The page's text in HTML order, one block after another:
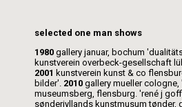
selected one man shows
1980 gallery januar, bochum
kunstverein overbeck-gesellschaft
2001 kunstverein kunst & co
bilder'. 2010 gallery mueller cologne,
museumsberg, flensburg. 'rené j
sønderjyllands kunstmusum tønder,